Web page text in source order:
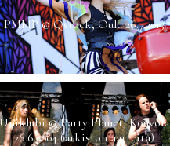
PMMP @ Qstock, Oulu 26.7.2013
@ Party Planet, Kouvola
26.6.2004 (arkiston aarteita)